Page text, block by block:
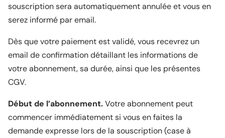
souscription sera automatiquement annulée et vous en
serez informé par email.
Dès que votre paiement est validé, vous recevrez un
email de confirmation détaillant les informations de
votre abonnement, sa durée, ainsi que les présentes
CGV.
Début de l’abonnement.Votre abonnement peut
commencer immédiatement si vous en faites la
demande expresse lors de la souscription (case à